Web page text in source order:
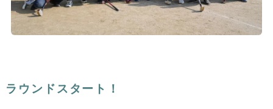
ラウンドスタート！